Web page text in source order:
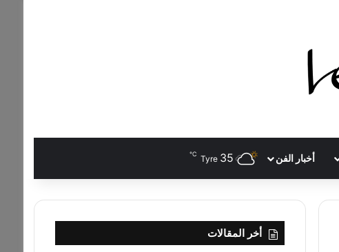
أخبار الفن Tyre 35
℃
أخر المقالات